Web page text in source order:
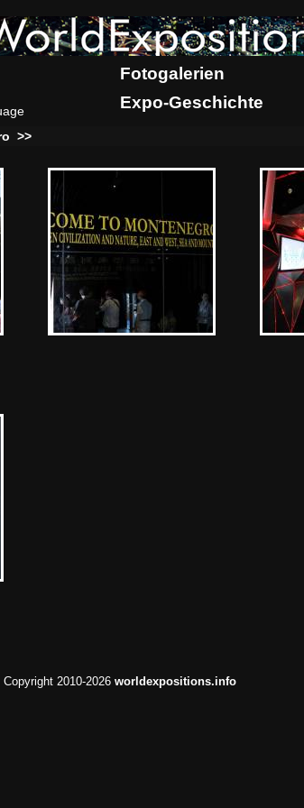
Fotogalerien
Expo-Geschichte
>>
Copyright 2010-2026 worldexpositions.info